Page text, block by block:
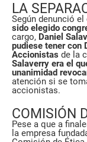
LA
Según denunció
sido elegido
cargo, Daniel
pudiese tener con
Accionistas de la
Salaverry era el
unanimidad
atención si se
accionistas.
COMISIÓN
Pese a que a
la empresa